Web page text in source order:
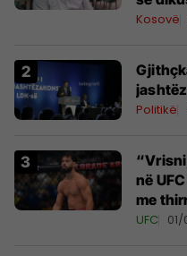
Kosovë
Politikë
në
me
UFC